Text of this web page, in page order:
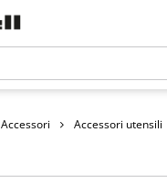
Accessori Accessori utensili